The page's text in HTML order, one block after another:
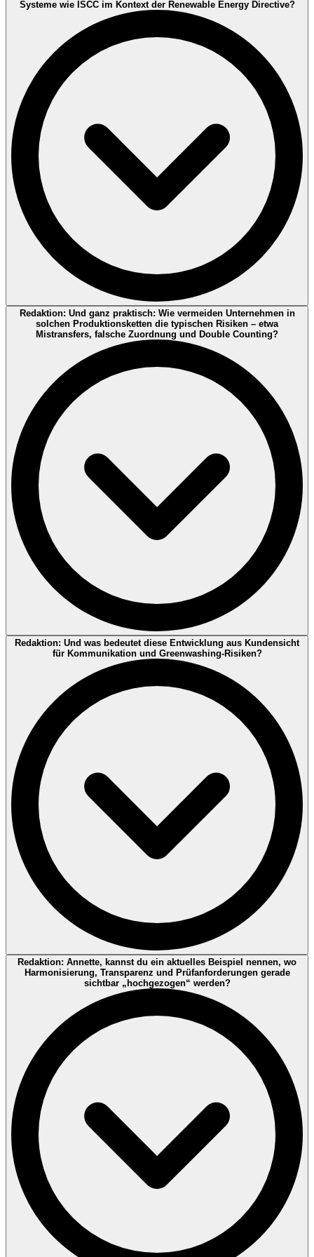
dokumentierte Methodik, konsistente Vorgehensweise und
nachvollziehbare Entscheidungen,
Prüfung von Systemgrenzen, Bilanzierungsgrundlagen,
Emissionsfaktoren und Datenqualität,
klare Bewertung, ob eine THG-Erklärung oder ein Claim die
gewählte Methodik erfüllt,
und: Unparteilichkeit/Unabhängigkeit, um Interessenkonflikte
zu vermeiden.
Gleichzeitig bleibt (kritisch und ehrlich): Auch bei Akkreditierung
gilt ein risikobasierter Ansatz mit Stichprobenlogik. Bei wachsenden
Risiken – z. B. Manipulation, unvollständige Datensätze oder
Greenwashing – kann keine externe Prüfung „alles“ sehen, wenn
intern keine verlässlichen Kontrollen, Datenflüsse und Freigaben
existieren. Akkreditierte Prüfung ist stark, aber sie ersetzt nicht die
Reife der internen Daten- und Kontrollprozesse.
Systeme wie ISCC im Kontext der Renewable Energy Directive?
Stefan Richter:In der Praxis ist es selten „entweder oder“, eher ein
Baukasten. Viele starten mit ISO 14001 oder ISO 50001, weil diese
Standards intern Struktur schaffen: Zuständigkeiten, Ziele,
Datenlogik, interne Audits – das kann Unternehmen in der internen
Steuerung und Dokumentation unterstützen und international
anschlussfähig machen. Gleichzeitig wächst der Bedarf an
verifizierten Kennzahlen (z. B. THG-Daten), weil Kunden und
Märkte nicht nur „wir haben ein System“, sondern auch „wir
können Zahlen belastbar belegen“ sehen wollen. International wird
deshalb häufig kombiniert: Managementsysteme und – wo passend
– Validierung/Verifizierung.
Und dann gibt es Themen, die über das Managementsystem
hinausgehen: Produkt- und Rohstoffketten, in denen
Nachhaltigkeitsmerkmale korrekt zugeordnet werden müssen.
Systeme wie ISCC sind hier ein Beispiel für Regel- und
Prüfmechanismen (z. B. Chain of Custody, Dokumentation und
Weitergabe von Nachhaltigkeitsmerkmalen entlang mehrerer Stufen)
– gerade im RED-Kontext. Für viele Kunden sind nachvollziehbare
Herkunfts- und Kettennachweise relevant.
Redaktion: Und ganz praktisch: Wie vermeiden Unternehmen in
solchen Produktionsketten die typischen Risiken – etwa
Mistransfers, falsche Zuordnung und Double Counting?
Stefan Richter:Mistransfers sind fehlerhafte Übertragungen von
Nachhaltigkeitsmerkmalen, Double Counting ist deren
Mehrfachbeanspruchung – beides untergräbt die Glaubwürdigkeit.
Aus Kundensicht entscheiden am Ende zwei Dinge: saubere
Datenflüsse und klare Verantwortlichkeiten. Wenn
Nachhaltigkeitsmerkmale entlang der Kette übertragen werden, darf
das nicht „nebenbei“ passieren – das braucht dieselbe Disziplin wie
Finanz- oder Qualitätsdaten.
Typische Kontroll- und Nachweisfelder, die in Audits/Prüfungen
häufig betrachtet werden, sind z. B.:
Eindeutige Zuordnungslogik (Systemgrenzen, Mengenlogik,
ggf. Massenbilanz-Modell)
„One source of truth“ für Mengen, Umwidmungen und
Nachweise
Regelmäßige Plausibilisierungen (Ein-/Ausgänge, Ausbeuten,
Abweichungen)
Saubere Schnittstellen-Definition – besonders bei mehreren
Standorten/Lieferanten (häufig ist die Übergabe kritischer als
die Daten selbst)
Unterm Strich: ISO-Managementsysteme geben den Rahmen, damit
Prozesse und Kontrollen funktionieren – produktkettenbezogene
Systeme wie ISCC geben die spezifische Logik für die
Nachweisführung in der Kette. Die Kombination kann die
Anschlussfähigkeit und Konsistenz der Nachweisführung erhöhen;
konkrete Anforderungen ergeben sich jedoch programm-/schema-,
scope- und kundenabhängig.
Redaktion: Und was bedeutet diese Entwicklung aus Kundensicht
für Kommunikation und Greenwashing-Risiken?
Stefan Richter:Sie erhöht die Messlatte: weniger Werbeaussagen,
mehr Belege. Claims wie „klimaneutral“ oder „CO₂-kompensiert“
stehen unter besonderer Beobachtung – methodische Sauberkeit,
Transparenz und belastbare Nachweise sind Pflicht. Für
Unternehmen bedeutet das: Aussagen werden in der Praxis
zunehmend daran gemessen, ob sie präzise, nachvollziehbar und
dokumentiert sind – und ob sie (wo erforderlich) durch unabhängige
Prüfung abgesichert werden können.
Hinweis (Quelle):
DIN beschreibt, dass europäische und
internationale Normen mit dem VSME-Ansatz interoperabel sein
können und Unternehmen bei der konsistenten und vergleichbaren
Strukturierung von Angaben unterstützen können.
Weitere Informationen stellt DIN in einer Übersicht bereit:
https://www.din.de/de/din-und-seine-
partner/presse/mitteilungen/nachhaltigkeitsberichterstattung-
normen-mapping-kmu-1254398
Redaktion: Annette, kannst du ein aktuelles Beispiel nennen, wo
Harmonisierung, Transparenz und Prüfanforderungen gerade
sichtbar „hochgezogen“ werden?